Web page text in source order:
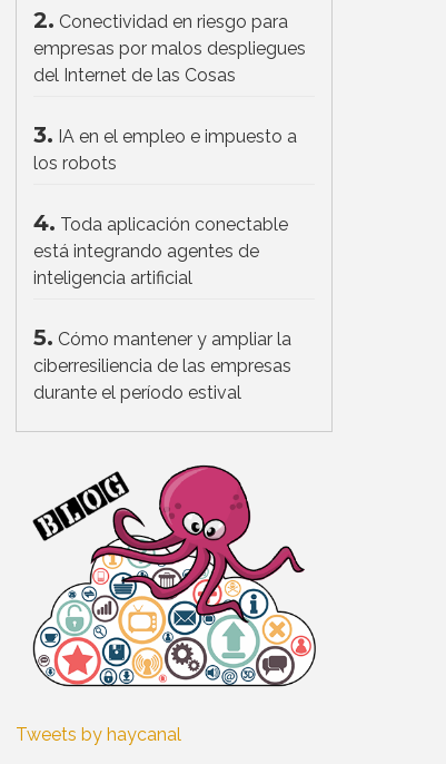
2. Conectividad en riesgo para
empresas por malos despliegues
del Internet de las Cosas
3. IA en el empleo e impuesto a
los robots
4. Toda aplicación conectable
está integrando agentes de
inteligencia artificial
5. Cómo mantener y ampliar la
ciberresiliencia de las empresas
durante el período estival
Tweets by haycanal